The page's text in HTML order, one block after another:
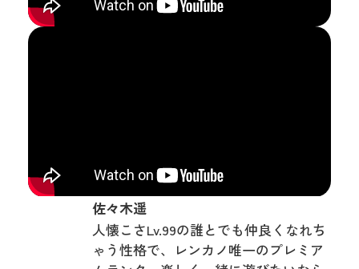
佐々木遥
人懐こさLv.99の誰とでも仲良くなれち
ゃう性格で、レンカノ唯一のプレミア